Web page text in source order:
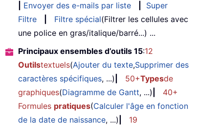
Envoyer des e-mails par liste
Super
Filtre
Filtre spécial(Filtrer les cellules avec
une police en gras/italique/barré...) ...
Principaux ensembles d’outils 15:12
Outilstextuels(Ajouter du texte,Supprimer des
caractères spécifiques, ...) 50+Typesde
graphiques(Diagramme de Gantt, ...)
40+
Formules pratiques(Calculer l'âge en fonction
de la date de naissance, ...)
19